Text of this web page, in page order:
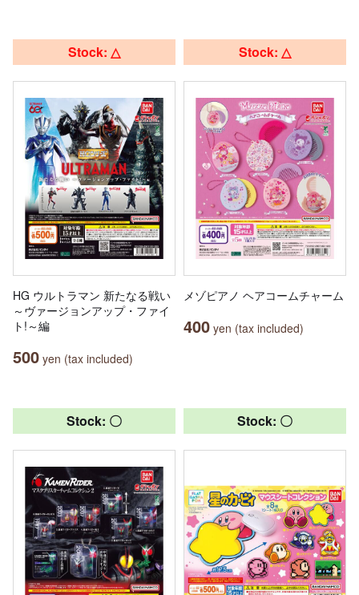
Stock: △
HG ウルトラマン 新たなる戦い
～ヴァージョンアップ・ファイ
ト!～編
500 yen (tax included)
Stock: △
メゾピアノ ヘアコームチャーム
400 yen (tax included)
Stock: 〇 Stock: 〇